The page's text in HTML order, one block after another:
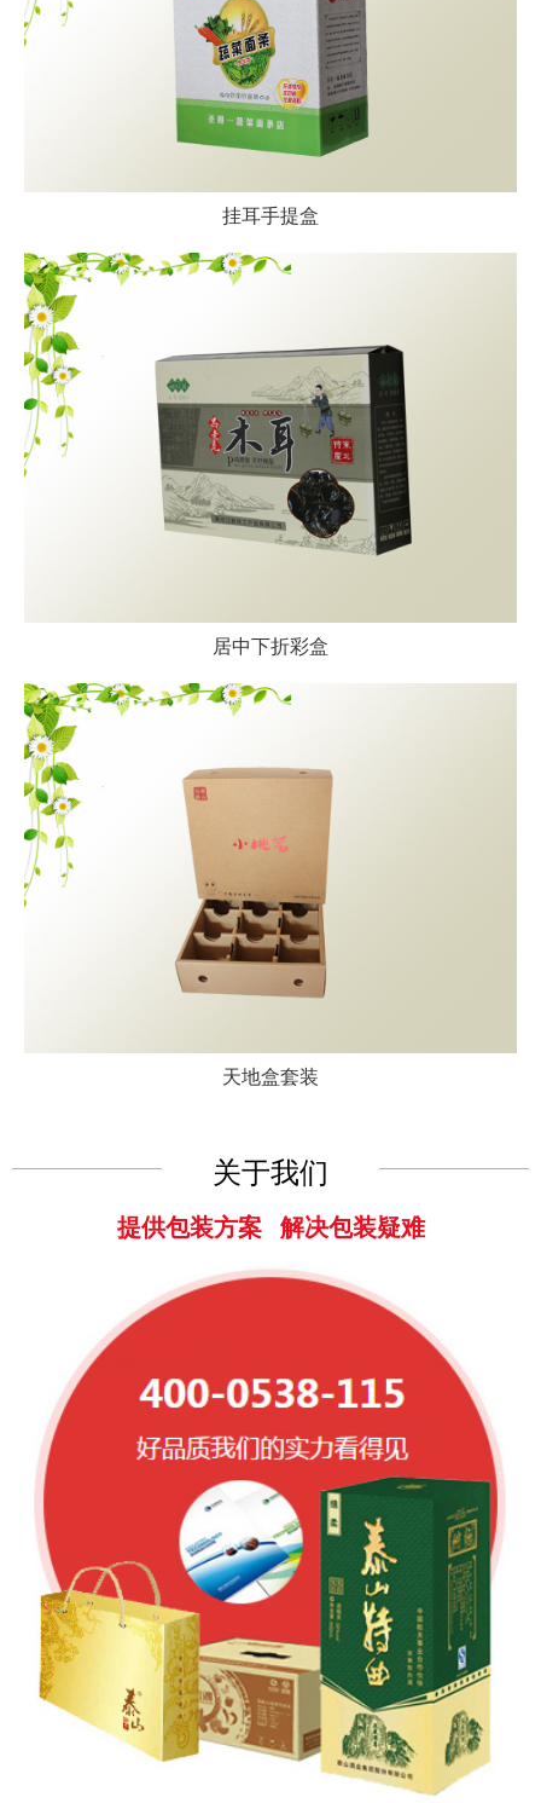
挂耳手提盒
居中下折彩盒
天地盒套装
关于我们
提供包装方案 解决包装疑难